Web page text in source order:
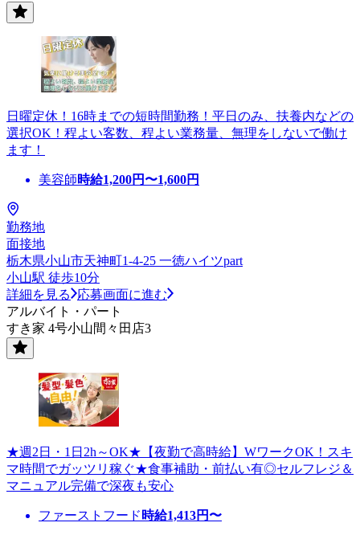
日曜定休！16時までの短時間勤務！平日のみ、扶養内などの
選択OK！程よい客数、程よい業務量、無理をしないで働け
ます！
美容師時給1,200円〜1,600円
勤務地
面接地
栃木県小山市天神町1‐4‐25 一徳ハイツpart
小山駅 徒歩10分
詳細を見る
応募画面に進む
アルバイト・パート
すき家 4号小山間々田店3
★週2日・1日2h～OK★【夜勤で高時給】WワークOK！スキ
マ時間でガッツリ稼ぐ★食事補助・前払い有◎セルフレジ＆
マニュアル完備で深夜も安心
ファーストフード 時給1,413円〜